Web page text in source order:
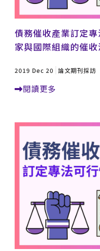
債務催收產業訂定
家與國際組織的催
2019 Dec 20 論文期刊採訪
閱讀更多